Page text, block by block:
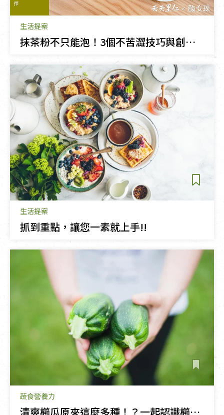
生活提案
抹茶粉不只能泡！3個不苦澀技巧與創意抹茶食譜
生活提案
抓到重點，讓您一素就上手!!
蔬食營養力
清爽櫛瓜原來這麼多種！？一起認識櫛瓜家族